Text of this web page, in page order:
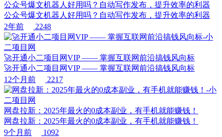
公众号爆文机器人好用吗？自动写作发布，提升效率的利器
公众号爆文机器人好用吗？自动写作发布，提升效率的利器
2年前
2248
🚀开通小二项目网VIP —— 掌握互联网前沿搞钱风向标
🚀开通小二项目网VIP —— 掌握互联网前沿搞钱风向标
12个月前
2217
网盘拉新：2025年最火的0成本副业，有手机就能赚钱！
网盘拉新：2025年最火的0成本副业，有手机就能赚钱！
9个月前
1092